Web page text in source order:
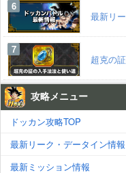
攻略メニュー
ドッカン攻略TOP
最新リーク・データイン情報
最新ミッション情報
最新リ
超克の